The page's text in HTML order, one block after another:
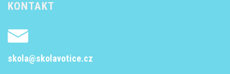
KONTAKT
skola@skolavotice.cz